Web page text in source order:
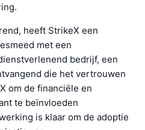
heeft StrikeX een
met een
bedrijf, een
die het vertrouwen
om de financiële en
te beïnvloeden
is klaar om de adoptie